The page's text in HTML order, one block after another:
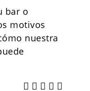
bar o
motivos
nuestra